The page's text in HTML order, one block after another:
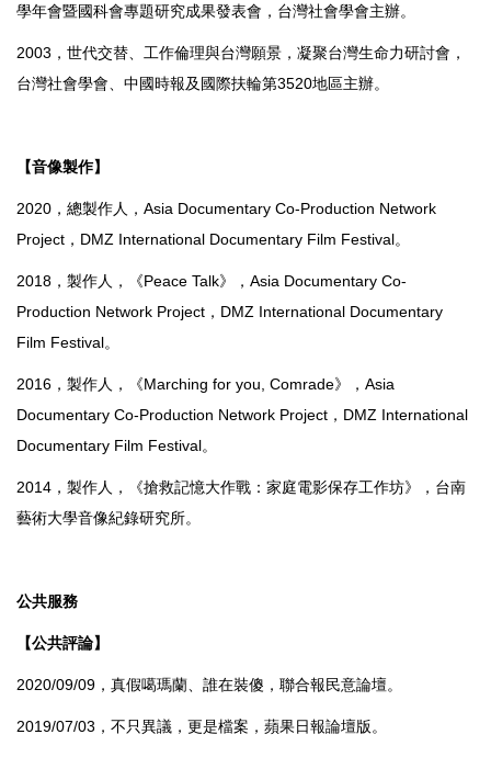
學年會暨國科會專題研究成果發表會，台灣社會學會主辦。
2003，世代交替、工作倫理與台灣願景，凝聚台灣生命力研討會，
台灣社會學會、中國時報及國際扶輪第3520地區主辦。
【音像製作】
2020，總製作人，Asia Documentary Co-Production Network
Project，DMZ International Documentary Film Festival。
2018，製作人，《Peace Talk》，Asia Documentary Co-
Production Network Project，DMZ International Documentary
Film Festival。
2016，製作人，《Marching for you, Comrade》，Asia
Documentary Co-Production Network Project，DMZ International
Documentary Film Festival。
2014，製作人，《搶救記憶大作戰：家庭電影保存工作坊》，台南
藝術大學音像紀錄研究所。
公共服務
【公共評論】
2020/09/09，真假噶瑪蘭、誰在裝傻，聯合報民意論壇。
2019/07/03，不只異議，更是檔案，蘋果日報論壇版。